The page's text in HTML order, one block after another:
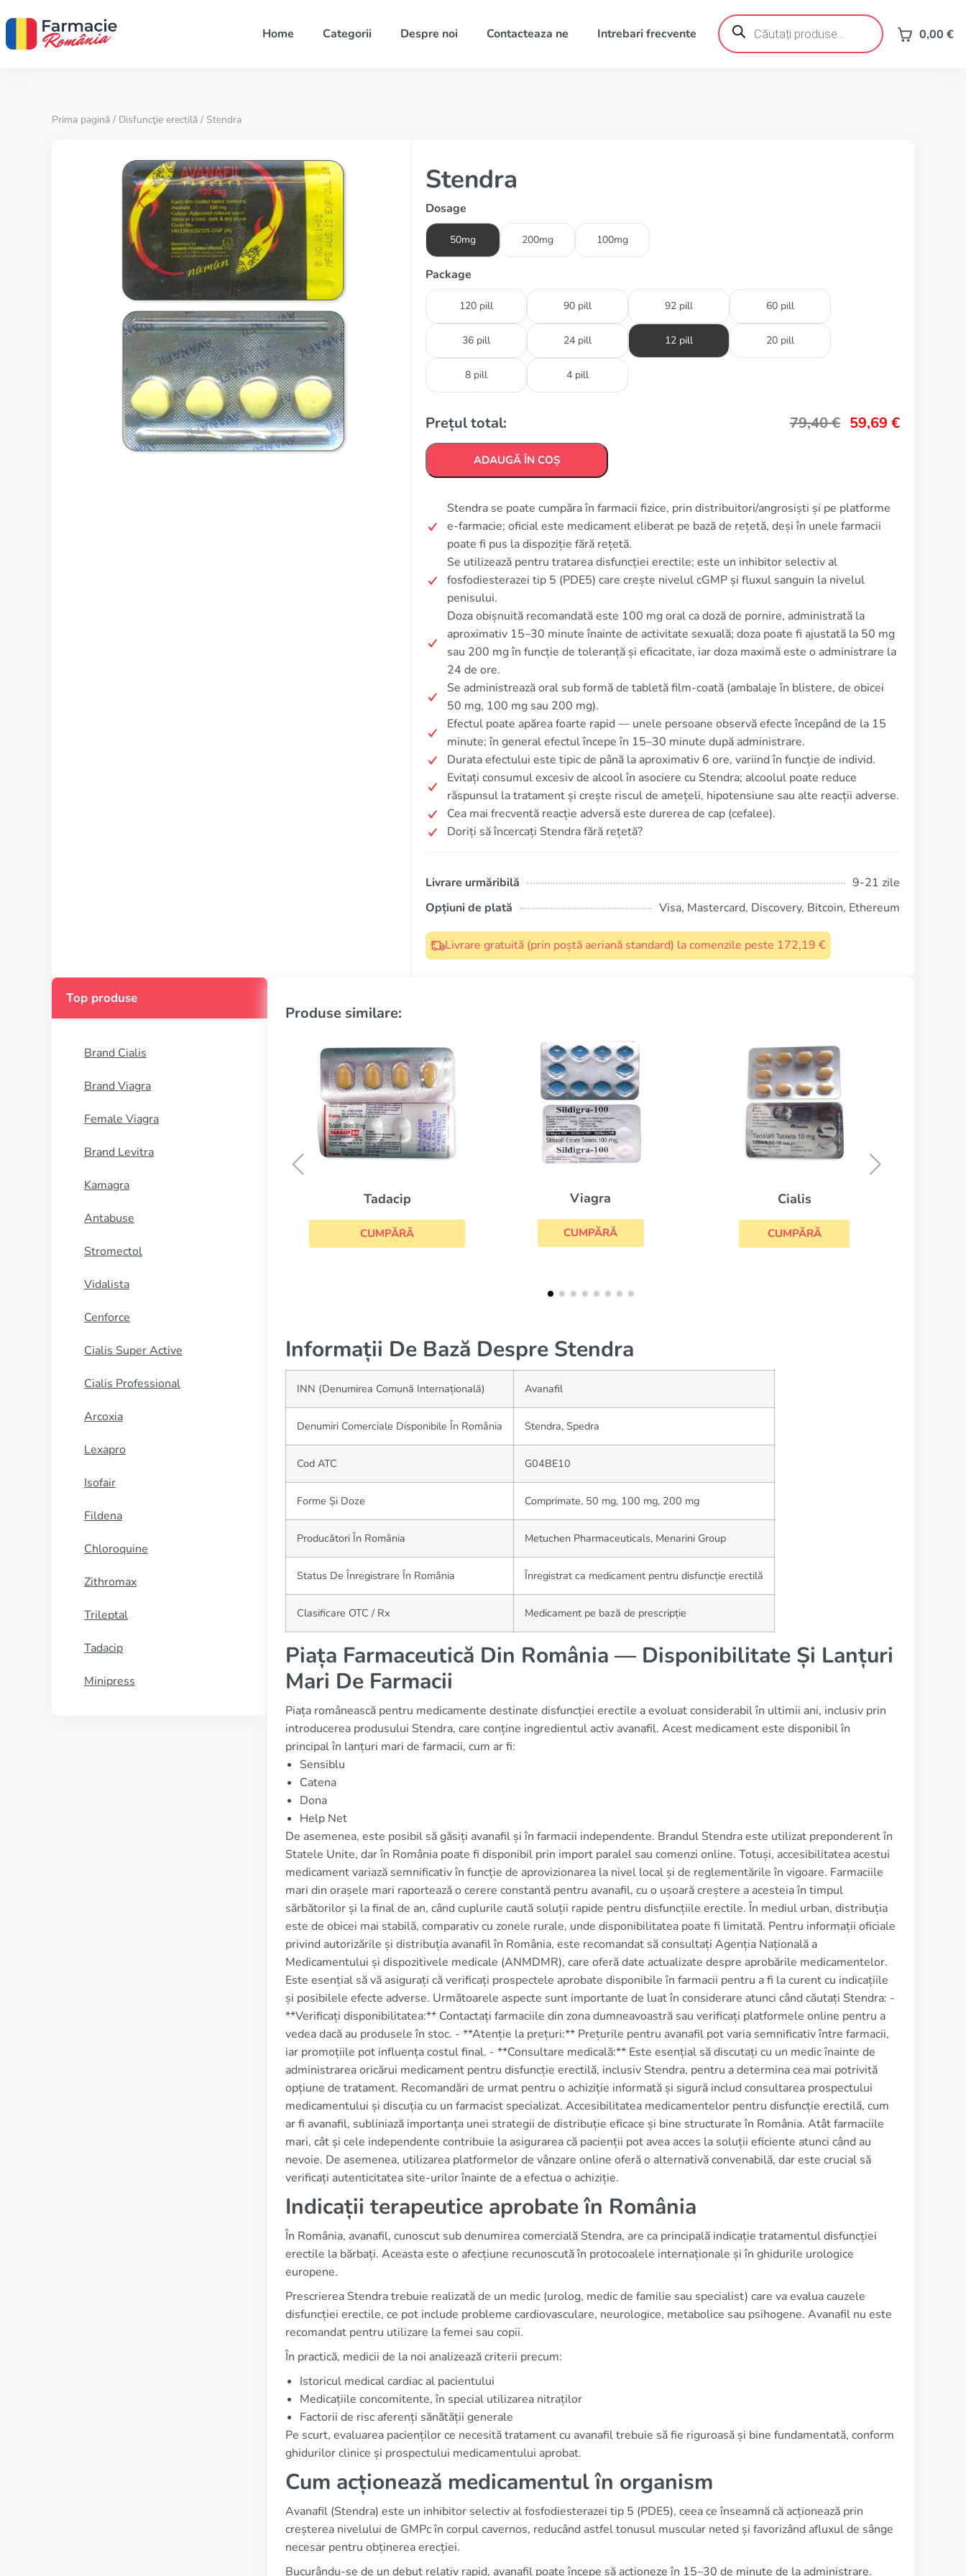
Home Categorii Despre noi Contacteaza ne Intrebari frecvente
Products
search 0,00 €
Prima pagină / Disfuncţie erectilă / Stendra
Stendra
Dosage
50mg 200mg 100mg
Package
120 pill 90 pill 92 pill 60 pill
36 pill 24 pill 12 pill 20 pill
8 pill 4 pill
Prețul total: 79,40€ 59,69 €
ADAUGĂ ÎN COȘ
Stendra se poate cumpăra în farmacii fizice, prin distribuitori/angrosiști și pe platforme
e‑farmacie; oficial este medicament eliberat pe bază de rețetă, deși în unele farmacii
poate fi pus la dispoziție fără rețetă.
Se utilizează pentru tratarea disfuncției erectile; este un inhibitor selectiv al
fosfodiesterazei tip 5 (PDE5) care crește nivelul cGMP și fluxul sanguin la nivelul
penisului.
Doza obișnuită recomandată este 100 mg oral ca doză de pornire, administrată la
aproximativ 15–30 minute înainte de activitate sexuală; doza poate fi ajustată la 50 mg
sau 200 mg în funcție de toleranță și eficacitate, iar doza maximă este o administrare la
24 de ore.
Se administrează oral sub formă de tabletă film‑coată (ambalaje în blistere, de obicei
50 mg, 100 mg sau 200 mg).
Efectul poate apărea foarte rapid — unele persoane observă efecte începând de la 15
minute; în general efectul începe în 15–30 minute după administrare.
Durata efectului este tipic de până la aproximativ 6 ore, variind în funcție de individ.
Evitați consumul excesiv de alcool în asociere cu Stendra; alcoolul poate reduce
răspunsul la tratament și crește riscul de amețeli, hipotensiune sau alte reacții adverse.
Cea mai frecventă reacție adversă este durerea de cap (cefalee).
Doriți să încercați Stendra fără rețetă?
Livrare urmăribilă
9-21 zile
Opțiuni de plată
Visa, Mastercard, Discovery, Bitcoin, Ethereum
Livrare gratuită (prin poștă aeriană standard) la comenzile peste 172,19 €
Top produse
Brand Cialis
Brand Viagra
Female Viagra
Brand Levitra
Kamagra
Antabuse
Stromectol
Vidalista
Cenforce
Cialis Super Active
Cialis Professional
Arcoxia
Lexapro
Isofair
Fildena
Chloroquine
Zithromax
Trileptal
Tadacip
Minipress
Produse similare:
CUMPĂRĂ CUMPĂRĂ
Viagra Super Active
CUMPĂRĂ
Informații De Bază Despre Stendra
INN (Denumirea Comună Internațională) Avanafil
Denumiri Comerciale Disponibile În România Stendra, Spedra
Cod ATC G04BE10
Forme Și Doze Comprimate, 50 mg, 100 mg, 200 mg
Producători În România Metuchen Pharmaceuticals, Menarini Group
Status De Înregistrare În România Înregistrat ca medicament pentru disfuncție erectilă
Clasificare OTC / Rx Medicament pe bază de prescripție
Piața Farmaceutică Din România — Disponibilitate Și Lanțuri
Mari De Farmacii
Piața românească pentru medicamente destinate disfuncției erectile a evoluat considerabil în ultimii ani, inclusiv prin
introducerea produsului Stendra, care conține ingredientul activ avanafil. Acest medicament este disponibil în
principal în lanțuri mari de farmacii, cum ar fi:
Sensiblu
Catena
Dona
Help Net
De asemenea, este posibil să găsiți avanafil și în farmacii independente. Brandul Stendra este utilizat preponderent în
Statele Unite, dar în România poate fi disponibil prin import paralel sau comenzi online. Totuși, accesibilitatea acestui
medicament variază semnificativ în funcție de aprovizionarea la nivel local și de reglementările în vigoare. Farmaciile
mari din orașele mari raportează o cerere constantă pentru avanafil, cu o ușoară creștere a acesteia în timpul
sărbătorilor și la final de an, când cuplurile caută soluții rapide pentru disfuncțiile erectile. În mediul urban, distribuția
este de obicei mai stabilă, comparativ cu zonele rurale, unde disponibilitatea poate fi limitată. Pentru informații oficiale
privind autorizările și distribuția avanafil în România, este recomandat să consultați Agenția Națională a
Medicamentului și dispozitivele medicale (ANMDMR), care oferă date actualizate despre aprobările medicamentelor.
Este esențial să vă asigurați că verificați prospectele aprobate disponibile în farmacii pentru a fi la curent cu indicațiile
și posibilele efecte adverse. Următoarele aspecte sunt importante de luat în considerare atunci când căutați Stendra: -
**Verificați disponibilitatea:** Contactați farmaciile din zona dumneavoastră sau verificați platformele online pentru a
vedea dacă au produsele în stoc. - **Atenție la prețuri:** Prețurile pentru avanafil pot varia semnificativ între farmacii,
iar promoțiile pot influența costul final. - **Consultare medicală:** Este esențial să discutați cu un medic înainte de
administrarea oricărui medicament pentru disfuncție erectilă, inclusiv Stendra, pentru a determina cea mai potrivită
opțiune de tratament. Recomandări de urmat pentru o achiziție informată și sigură includ consultarea prospectului
medicamentului și discuția cu un farmacist specializat. Accesibilitatea medicamentelor pentru disfuncție erectilă, cum
ar fi avanafil, subliniază importanța unei strategii de distribuție eficace și bine structurate în România. Atât farmaciile
mari, cât și cele independente contribuie la asigurarea că pacienții pot avea acces la soluții eficiente atunci când au
nevoie. De asemenea, utilizarea platformelor de vânzare online oferă o alternativă convenabilă, dar este crucial să
verificați autenticitatea site-urilor înainte de a efectua o achiziție.
Indicații terapeutice aprobate în România
În România, avanafil, cunoscut sub denumirea comercială Stendra, are ca principală indicație tratamentul disfuncției
erectile la bărbați. Aceasta este o afecțiune recunoscută în protocoalele internaționale și în ghidurile urologice
europene.
Prescrierea Stendra trebuie realizată de un medic (urolog, medic de familie sau specialist) care va evalua cauzele
disfuncției erectile, ce pot include probleme cardiovasculare, neurologice, metabolice sau psihogene. Avanafil nu este
recomandat pentru utilizare la femei sau copii.
În practică, medicii de la noi analizează criterii precum:
Istoricul medical cardiac al pacientului
Medicațiile concomitente, în special utilizarea nitraților
Factorii de risc aferenți sănătății generale
Pe scurt, evaluarea pacienților ce necesită tratament cu avanafil trebuie să fie riguroasă și bine fundamentată, conform
ghidurilor clinice și prospectului medicamentului aprobat.
Cum acționează medicamentul în organism
Avanafil (Stendra) este un inhibitor selectiv al fosfodiesterazei tip 5 (PDE5), ceea ce înseamnă că acționează prin
creșterea nivelului de GMPc în corpul cavernos, reducând astfel tonusul muscular neted și favorizând afluxul de sânge
necesar pentru obținerea erecției.
Bucurându-se de un debut relativ rapid, avanafil poate începe să acționeze în 15–30 de minute de la administrare.